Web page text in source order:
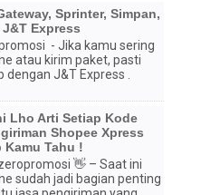
Sprinter, Simpan,
Express
- Jika kamu sering
atau kirim paket, pasti
dengan J&T Express .
Lho Arti Setiap Kode
Shopee Xpress
Kamu Tahu !
👋 – Saat ini
sudah jadi bagian penting